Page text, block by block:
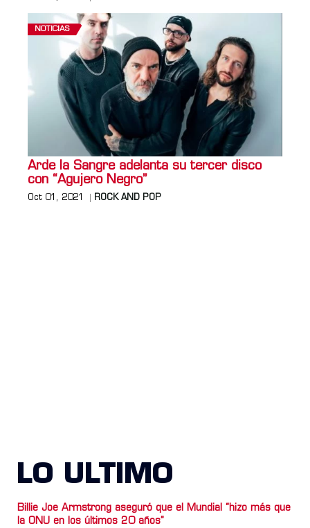
NOTICIAS
Arde la Sangre adelanta su tercer disco
con “Agujero Negro”
Oct 01, 2021 ROCK AND POP
LO ULTIMO
Billie Joe Armstrong aseguró que el Mundial “hizo más que
la ONU en los últimos 20 años”